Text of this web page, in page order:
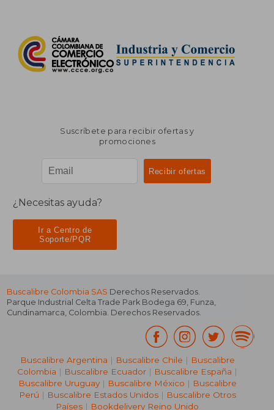
Suscríbete para recibir ofertas y
promociones
¿Necesitas ayuda?
Ir a Centro de
Soporte/PQR
Buscalibre Colombia SAS Derechos Reservados.
Parque Industrial Celta Trade Park Bodega 69 Funza
Cundinamarca Colombia . Derechos Reservados.
Buscalibre Argentina | Buscalibre Chile | Buscalibre
Colombia | Buscalibre Ecuador | Buscalibre España |
Buscalibre Uruguay| Buscalibre México | Buscalibre
Perú | Buscalibre Estados Unidos| Buscalibre Otros
Países | Bookdelivery Reino Unido